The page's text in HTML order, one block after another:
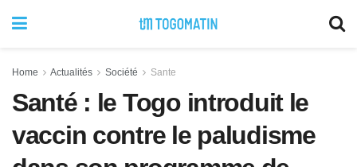
Home Actualités Société Sante
Santé : le Togo introduit le
vaccin contre le paludisme